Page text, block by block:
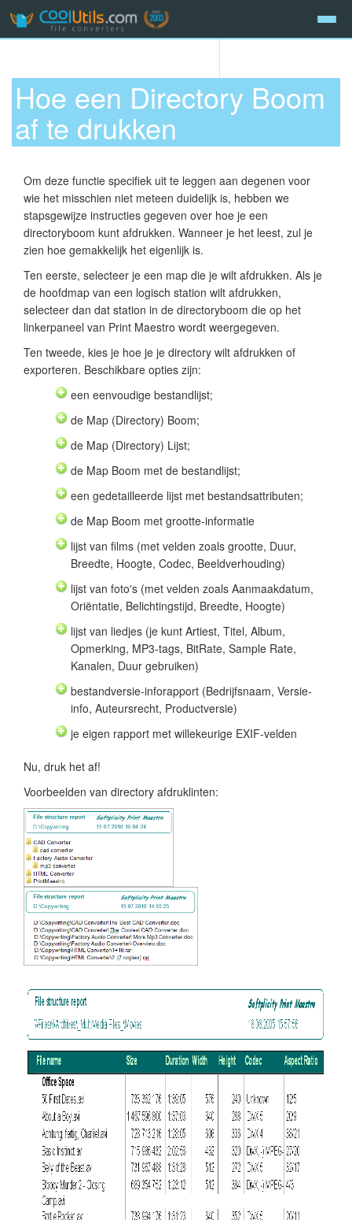
Hoe een Directory Boom
af te drukken
Om deze functie specifiek uit te leggen aan degenen voor
wie het misschien niet meteen duidelijk is, hebben we
stapsgewijze instructies gegeven over hoe je een
directoryboom kunt afdrukken. Wanneer je het leest, zul je
zien hoe gemakkelijk het eigenlijk is.
Ten eerste, selecteer je een map die je wilt afdrukken. Als je
de hoofdmap van een logisch station wilt afdrukken,
selecteer dan dat station in de directoryboom die op het
linkerpaneel van Print Maestro wordt weergegeven.
Ten tweede, kies je hoe je je directory wilt afdrukken of
exporteren. Beschikbare opties zijn:
een eenvoudige bestandlijst;
de Map (Directory) Boom;
de Map (Directory) Lijst;
de Map Boom met de bestandlijst;
een gedetailleerde lijst met bestandsattributen;
de Map Boom met grootte-informatie
lijst van films (met velden zoals grootte, Duur,
Breedte, Hoogte, Codec, Beeldverhouding)
lijst van foto's (met velden zoals Aanmaakdatum,
Oriëntatie, Belichtingstijd, Breedte, Hoogte)
lijst van liedjes (je kunt Artiest, Titel, Album,
Opmerking, MP3-tags, BitRate, Sample Rate,
Kanalen, Duur gebruiken)
bestandversie-inforapport (Bedrijfsnaam, Versie-
info, Auteursrecht, Productversie)
je eigen rapport met willekeurige EXIF-velden
Nu, druk het af!
Voorbeelden van directory afdruklinten: